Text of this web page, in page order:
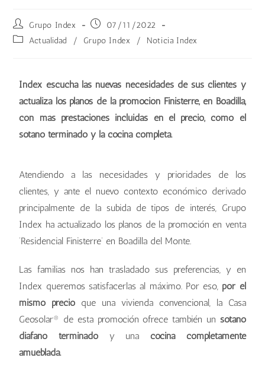
Grupo Index
07/11/2022
Actualidad
/ Grupo Index / Noticia Index
Index escucha las nuevas necesidades de sus clientes y
actualiza los planos de la promoción Finisterre, en Boadilla,
con más prestaciones incluidas en el precio, como el
sótano terminado y la cocina completa.
Atendiendo a las necesidades y prioridades de los
clientes, y ante el nuevo contexto económico derivado
principalmente de la subida de tipos de interés, Grupo
Index ha actualizado los planos de la promoción en venta
‘Residencial Finisterre’ en Boadilla del Monte.
Las familias nos han trasladado sus preferencias, y en
Index queremos satisfacerlas al máximo. Por eso, por el
mismo precio que una vivienda convencional, la Casa
Geosolar® de esta promoción ofrece también un sótano
diáfano terminado y una cocina completamente
amueblada.